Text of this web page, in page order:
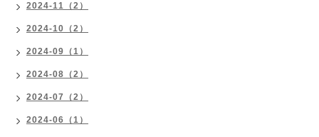
2024-11（2）
2024-10（2）
2024-09（1）
2024-08（2）
2024-07（2）
2024-06（1）